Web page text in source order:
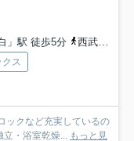
」駅 徒歩5分 西武池袋線「椎名町」駅 徒歩12分
ス
ックなど充実しているの
立・浴室乾燥... もっと見